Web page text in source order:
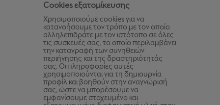
Cookies εξατομίκευσης
Χρησιμοποιούμε cookies για να
κατανοήσουμε τον τρόπο με τον οποίο
αλληλεπιδράτε με τον ιστότοπο σε όλες
τις συσκευές σας, το οποίο περιλαμβάνει
την καταγραφή των συνηθειών
περιήγησης και της δραστηριότητάς
σας. Οι πληροφορίες αυτές
χρησιμοποιούνται για τη δημιουργία
προφίλ και βοηθούν στην αναγνώρισή
σας, ώστε να μπορέσουμε να
εμφανίσουμε στοχευμένο και